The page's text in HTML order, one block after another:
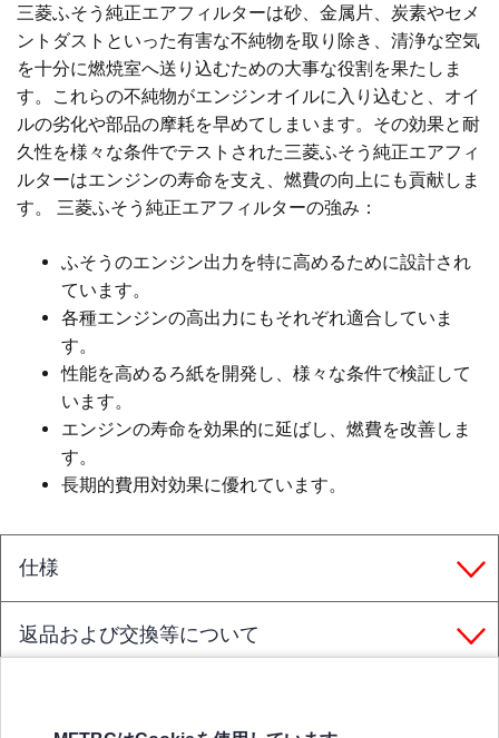
三菱ふそう純正エアフィルターは砂、金属片、炭素やセメ
ントダストといった有害な不純物を取り除き、清浄な空気
を十分に燃焼室へ送り込むための大事な役割を果たしま
す。これらの不純物がエンジンオイルに入り込むと、オイ
ルの劣化や部品の摩耗を早めてしまいます。その効果と耐
久性を様々な条件でテストされた三菱ふそう純正エアフィ
ルターはエンジンの寿命を支え、燃費の向上にも貢献しま
す。 三菱ふそう純正エアフィルターの強み：
ふそうのエンジン出力を特に高めるために設計され
ています。
各種エンジンの高出力にもそれぞれ適合していま
す。
性能を高めるろ紙を開発し、様々な条件で検証して
います。
エンジンの寿命を効果的に延ばし、燃費を改善しま
す。
長期的費用対効果に優れています。
仕様
返品および交換等について